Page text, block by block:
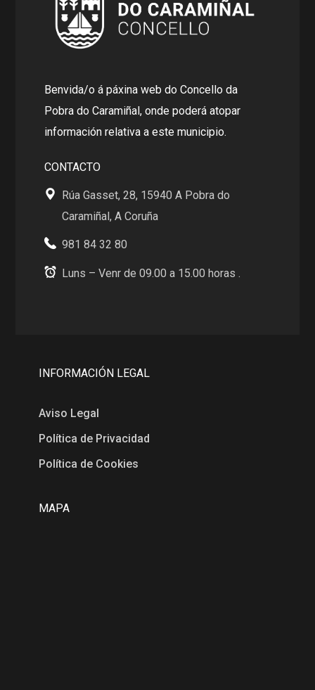
Benvida/o á páxina web do Concello da
Pobra do Caramiñal, onde poderá atopar
información relativa a este municipio.
CONTACTO
Rúa Gasset, 28, 15940 A Pobra do
Caramiñal, A Coruña
981 84 32 80
Luns – Venr de 09.00 a 15.00 horas .
INFORMACIÓN LEGAL
Aviso Legal
Política de Privacidad
Política de Cookies
MAPA